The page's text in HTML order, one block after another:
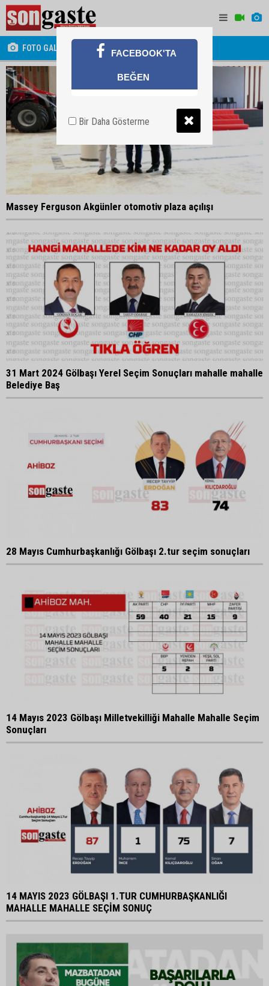
FOTO GALERİ
Massey Ferguson Akgünler otomotiv plaza açılışı
31 Mart 2024 Gölbaşı Yerel Seçim Sonuçları mahalle mahalle
Belediye Baş
28 Mayıs Cumhurbaşkanlığı Gölbaşı 2.tur seçim sonuçları
14 Mayıs 2023 Gölbaşı Milletvekilliği Mahalle Mahalle Seçim
Sonuçları
14 MAYIS 2023 GÖLBAŞI 1.TUR CUMHURBAŞKANLIĞI
MAHALLE MAHALLE SEÇİM SONUÇ
FACEBOOK'TA
BEĞEN
Bir Daha Gösterme